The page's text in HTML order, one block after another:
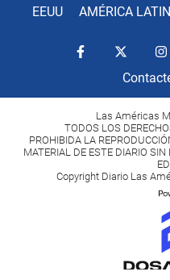
EEUU AMÉRICA
Las Américas
TODOS LOS
PROHIBIDA LA
MATERIAL DE ESTE DIARIO
Copyright Diario Las